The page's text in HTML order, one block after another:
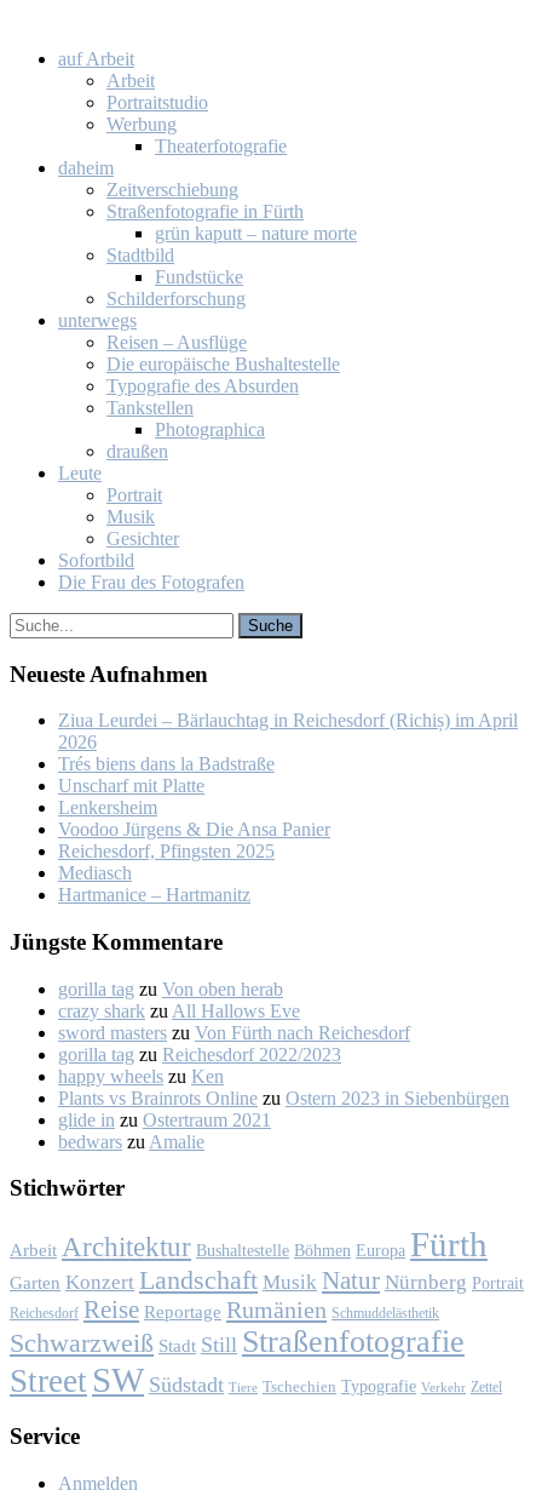
auf Ar­beit
Ar­beit
Por­trait­stu­dio
Wer­bung
Thea­ter­fo­to­gra­fie
da­heim
Zeit­ver­schie­bung
Stra­ßen­fo­to­gra­fie in Fürth
grün ka­putt – na­tu­re mor­te
Stadt­bild
Fund­stü­cke
Schil­der­for­schung
un­ter­wegs
Rei­sen – Aus­flü­ge
Die eu­ro­päi­sche Bus­hal­te­stel­le
Ty­po­gra­fie des Ab­sur­den
Tank­stel­len
Pho­to­gra­phi­ca
drau­ßen
Leu­te
Por­trait
Mu­sik
Ge­sich­ter
So­fort­bild
Die Frau des Fo­to­gra­fen
Neu­es­te Auf­nah­men
Ziua Leur­dei – Bär­lauch­tag in Rei­ches­dorf (Ri­chiș) im April
2026
Trés biens dans la Bad­stra­ße
Un­scharf mit Plat­te
Len­kers­heim
Voo­doo Jür­gens & Die An­sa Pa­nier
Rei­ches­dorf, Pfings­ten 2025
Me­dia­sch
Hart­ma­nice – Hart­ma­nitz
Jüngs­te Kom­men­ta­re
gorilla tag zu Von oben her­ab
crazy shark zu All Hal­lows Eve
sword masters zu Von Fürth nach Rei­ches­dorf
gorilla tag zu Rei­ches­dorf 2022/2023
happy wheels zu Ken
Plants vs Brainrots Online zu Os­tern 2023 in Sie­ben­bür­gen
glide in zu Os­ter­traum 2021
bedwars zu Ama­lie
Stich­wör­ter
Arbeit Architektur Bushaltestelle Böhmen Europa Fürth
Garten Konzert Landschaft Musik Natur Nürnberg Portrait
Reichesdorf Reise Reportage Rumänien Schmuddelästhetik
Schwarzweiß Stadt Still Straßenfotografie
Street SW Südstadt Tiere Tschechien Typografie Verkehr Zettel
Ser­vice
Anmelden